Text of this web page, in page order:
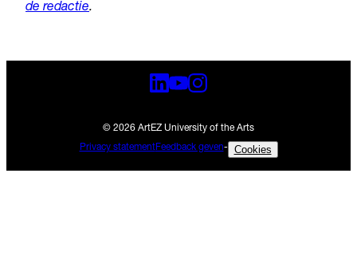
de redactie.
© 2026 ArtEZ University of the Arts
Privacy statementFeedback geven- Cookies